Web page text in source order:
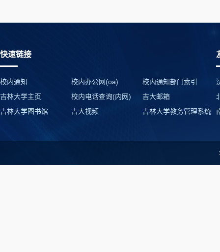
快速链接
校内通知 校内办公网(oa)
校内通知部门索引
吉林大学主页
校内电话查询(内网)
吉大邮箱
吉林大学图书馆
吉大视频 吉林大学教务管理系统